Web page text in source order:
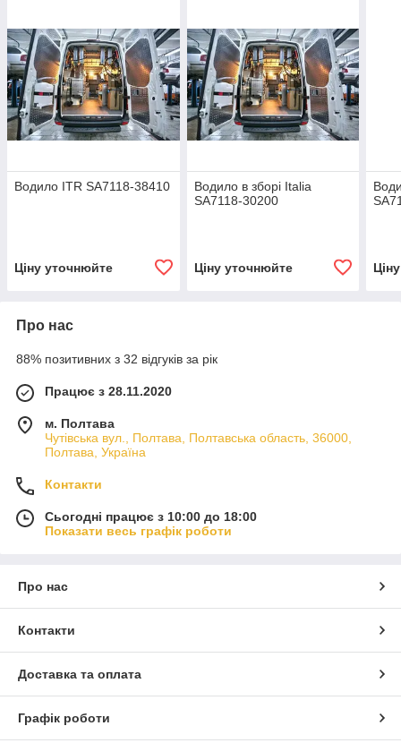
Водило ITR SA7118-38410
Ціну уточнюйте
Водило в зборі Italia
SA7118-30200
Ціну уточнюйте
Про нас
88% позитивних з 32 відгуків за рік
Працює з 28.11.2020
м. Полтава
Чутівська вул., Полтава, Полтавська область, 36000,
Полтава, Україна
Контакти
Сьогодні працює з 10:00 до 18:00
Показати весь графік роботи
Про нас
Контакти
Доставка та оплата
Графік роботи